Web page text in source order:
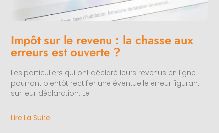
Impôt sur le revenu : la chasse aux
erreurs est ouverte ?
Les particuliers qui ont déclaré leurs revenus en ligne
pourront bientôt rectifier une éventuelle erreur figurant
sur leur déclaration. Le
Lire La Suite